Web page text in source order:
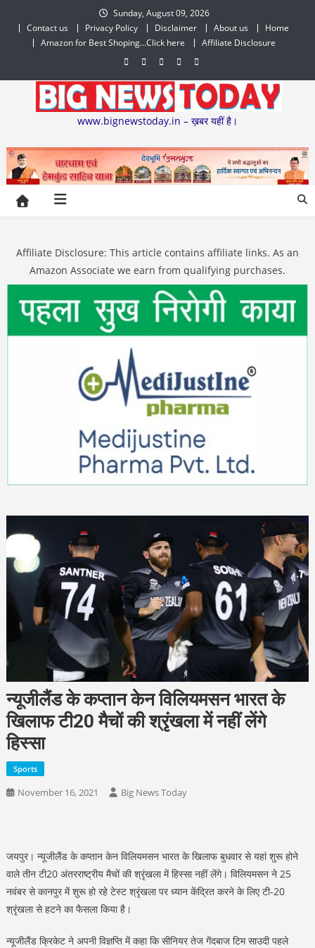
content
Sunday, August 09, 2026
Contact us
Privacy Policy Disclaimer About us
Home
Amazon for Best Shoping…Click here
Affiliate Disclosure
www.bignewstoday.in – ख़बर यहीं है।
Affiliate Disclosure: This article contains affiliate links. As an
Amazon Associate we earn from qualifying purchases.
न्यूजीलैंड के कप्तान केन विलियमसन भारत के
खिलाफ टी20 मैचों की श्रृंखला में नहीं लेंगे
हिस्सा
Sports
November 16, 2021 Big News Today
जयपुर। न्यूजीलैंड के कप्तान केन विलियमसन भारत के खिलाफ बुधवार से यहां शुरू होने
वाले तीन टी20 अंतरराष्ट्रीय मैचों की श्रृंखला में हिस्सा नहीं लेंगे। विलियमसन ने 25
नवंबर से कानपुर में शुरू हो रहे टेस्ट श्रृंखला पर ध्यान केंद्रित करने के लिए टी-20
श्रृंखला से हटने का फैसला किया है।
न्यूजीलैंड क्रिकेट ने अपनी विज्ञप्ति में कहा कि सीनियर तेज गेंदबाज टिम साउदी पहले